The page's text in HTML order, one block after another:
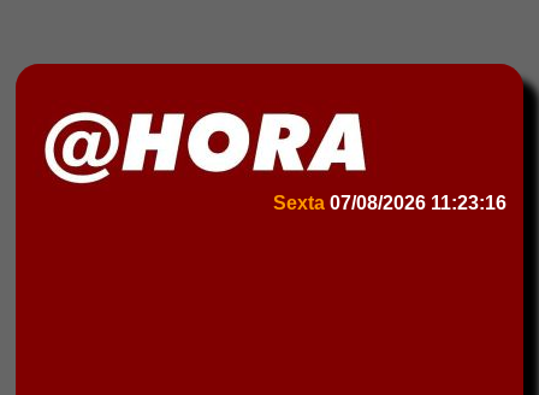
Sexta 07/08/2026 11:23:16